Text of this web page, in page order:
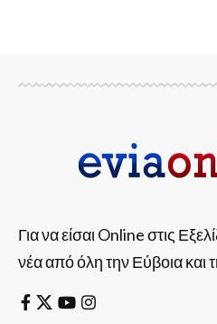
Για να είσαι Online στις
νέα από όλη την Εύβοια και